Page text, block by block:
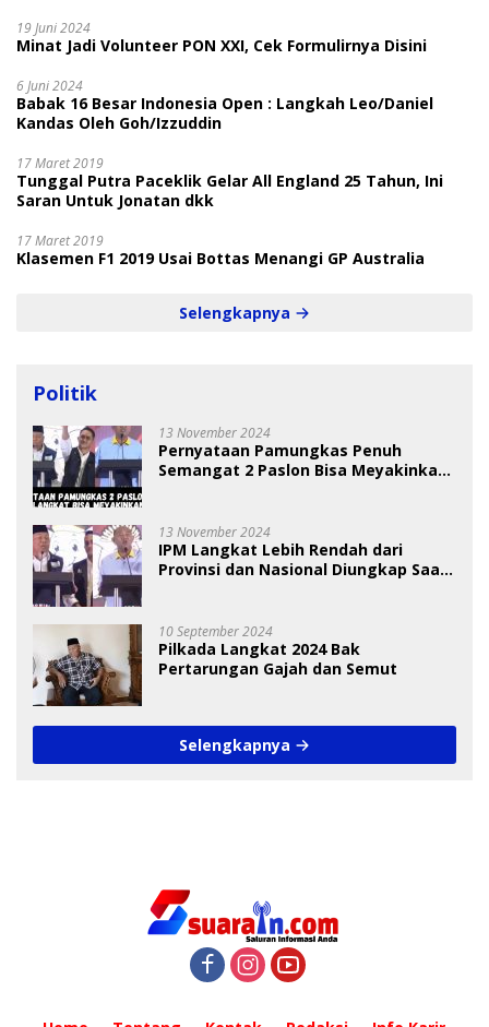
19 Juni 2024
Minat Jadi Volunteer PON XXI, Cek Formulirnya Disini
6 Juni 2024
Babak 16 Besar Indonesia Open : Langkah Leo/Daniel
Kandas Oleh Goh/Izzuddin
17 Maret 2019
Tunggal Putra Paceklik Gelar All England 25 Tahun, Ini
Saran Untuk Jonatan dkk
17 Maret 2019
Klasemen F1 2019 Usai Bottas Menangi GP Australia
Selengkapnya
Politik
13 November 2024
Pernyataan Pamungkas Penuh
Semangat 2 Paslon Bisa Meyakinkan
13 November 2024
IPM Langkat Lebih Rendah dari
Provinsi dan Nasional Diungkap Saat
10 September 2024
Pilkada Langkat 2024 Bak
Pertarungan Gajah dan Semut
Selengkapnya